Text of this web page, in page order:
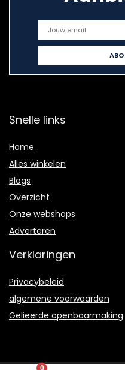
0
Snelle links
Home
Alles winkelen
Blogs
Overzicht
Onze webshops
Adverteren
Verklaringen
Privacybeleid
algemene voorwaarden
Gelieerde openbaarmaking